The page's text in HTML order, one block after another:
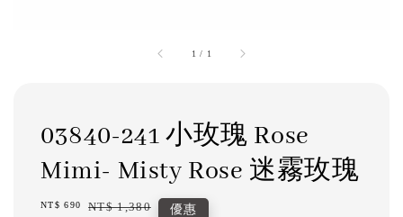
1 / 1
03840-241 小玫瑰 Rose
Mimi- Misty Rose 迷霧玫瑰
Sale
NT$ 690
Regular
NT$ 1,380 優惠